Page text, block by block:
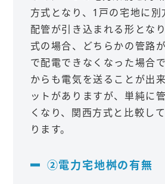
方式となり、1戸の宅地に別
配管が引き込まれる形とな
式の場合、どちらかの管路
で配電できなくなった場合
からも電気を送ることが出
ットがありますが、単純に
くなり、関西方式と比較し
ります。
②電力宅地桝の有無